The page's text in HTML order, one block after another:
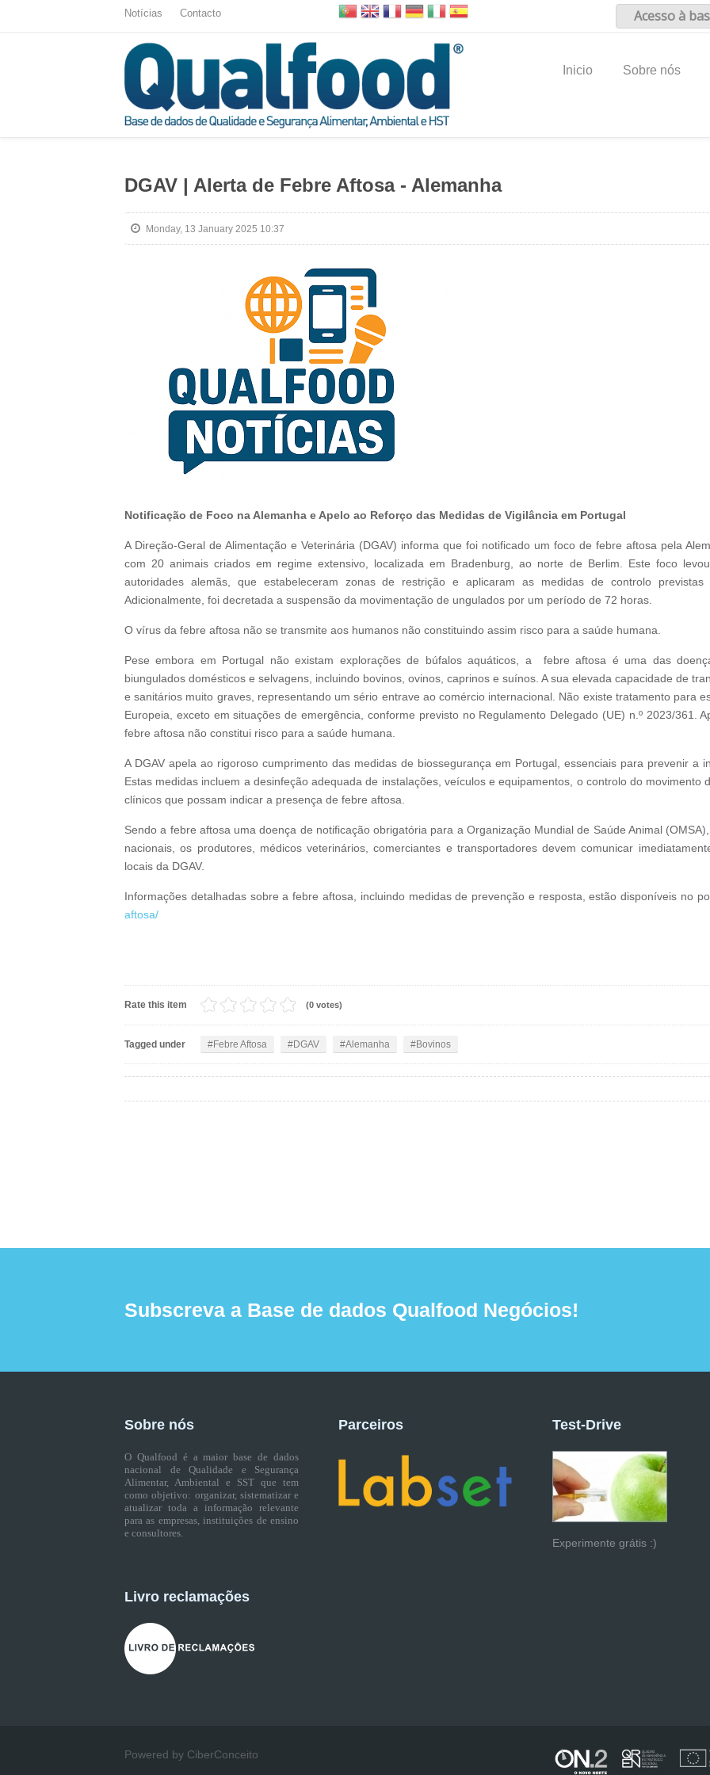
Notícias Contacto Acesso à
Inicio Sobre nós
DGAV | Alerta de Febre Aftosa - Alemanha
Monday, 13 January 2025 10:37
Notificação de Foco na Alemanha e Apelo ao Reforço das Medidas de Vigilância em Portugal
A Direção-Geral de Alimentação e Veterinária (DGAV) informa que foi notificado um foco de febre aftosa pela
com 20 animais criados em regime extensivo, localizada em Bradenburg, ao norte de Berlim. Este foco
autoridades alemãs, que estabeleceram zonas de restrição e aplicaram as medidas de controlo previstas
Adicionalmente, foi decretada a suspensão da movimentação de ungulados por um período de 72 horas.
O vírus da febre aftosa não se transmite aos humanos não constituindo assim risco para a saúde humana.
Pese embora em Portugal não existam explorações de búfalos aquáticos, a febre aftosa é uma das
biungulados domésticos e selvagens, incluindo bovinos, ovinos, caprinos e suínos. A sua elevada capacidade de
e sanitários muito graves, representando um sério entrave ao comércio internacional. Não existe tratamento para
Europeia, exceto em situações de emergência, conforme previsto no Regulamento Delegado (UE) n.º 2023/361.
febre aftosa não constitui risco para a saúde humana.
A DGAV apela ao rigoroso cumprimento das medidas de biossegurança em Portugal, essenciais para prevenir a
Estas medidas incluem a desinfeção adequada de instalações, veículos e equipamentos, o controlo do movimento
clínicos que possam indicar a presença de febre aftosa.
Sendo a febre aftosa uma doença de notificação obrigatória para a Organização Mundial de Saúde Animal
nacionais, os produtores, médicos veterinários, comerciantes e transportadores devem comunicar
locais da DGAV.
Informações detalhadas sobre a febre aftosa, incluindo medidas de prevenção e resposta, estão disponíveis no
aftosa/
Rate this item (0 votes)
Tagged under Febre Aftosa DGAV Alemanha Bovinos
Subscreva a Base de dados Qualfood Negócios!
Sobre nós
O Qualfood é a maior base de dados
nacional de Qualidade e Segurança
Alimentar, Ambiental e SST que tem
como objetivo: organizar, sistematizar e
atualizar toda a informação relevante
para as empresas, instituições de ensino
e consultores.
Livro reclamações
Parceiros Test-Drive
Experimente grátis :)
Powered by CiberConceito